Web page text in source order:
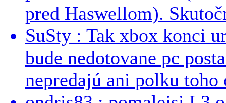
pred Haswellom).
SuSty : Tak xbox konci
bude nedotovane pc
nepredajú ani polku toho